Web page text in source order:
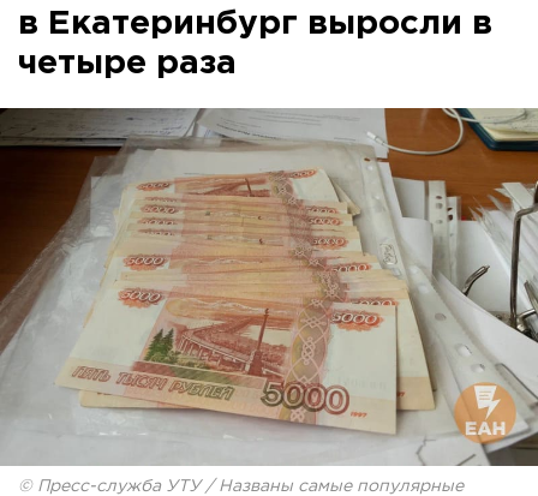
в Екатеринбург выросли в
четыре раза
© Пресс-служба УТУ / Названы самые популярные